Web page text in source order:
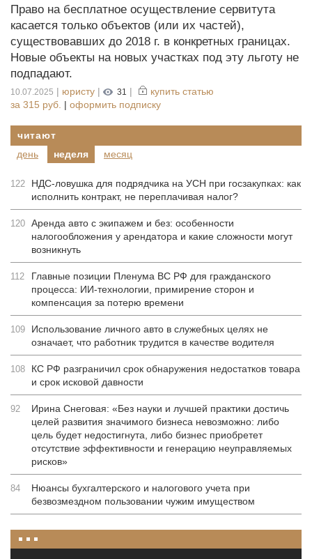
Право на бесплатное осуществление сервитута
касается только объектов (или их частей),
существовавших до 2018 г. в конкретных границах.
Новые объекты на новых участках под эту льготу не
подпадают.
10.07.2025 | юристу | 31 |
купить статью
за 315 руб. | оформить подписку
читают
день
неделя месяц
122
НДС-ловушка для подрядчика на УСН при госзакупках: как
исполнить контракт, не переплачивая налог?
120 Аренда авто с экипажем и без: особенности
налогообложения у арендатора и какие сложности могут
возникнуть
112
Главные позиции Пленума ВС РФ для гражданского
процесса: ИИ-технологии, примирение сторон и
компенсация за потерю времени
109
Использование личного авто в служебных целях не
означает, что работник трудится в качестве водителя
108
КС РФ разграничил срок обнаружения недостатков товара
и срок исковой давности
92
Ирина Снеговая: «Без науки и лучшей практики достичь
целей развития значимого бизнеса невозможно: либо
цель будет недостигнута, либо бизнес приобретет
отсутствие эффективности и генерацию неуправляемых
рисков»
84
Нюансы бухгалтерского и налогового учета при
безвозмездном пользовании чужим имуществом